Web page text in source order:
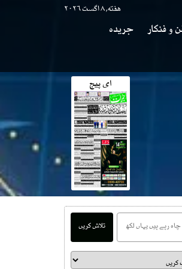
هفته, ۸ اگست ۲۰۲۶
و فنکار
جریدہ
ای پیج
تلاش کریں